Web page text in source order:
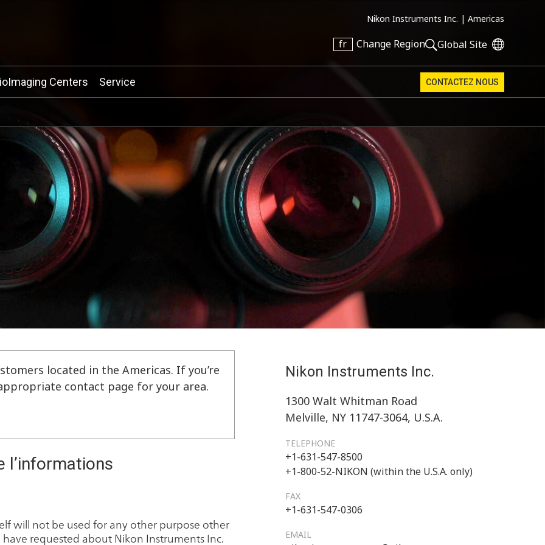
Nikon Instruments Inc. | Americas
fr Change Region Global Site
Centers Service CONTACTEZ NOUS
located in the Americas. If you’re
contact page for your area.
l’informations
Nikon Instruments Inc.
1300 Walt Whitman Road
Melville, NY 11747-3064, U.S.A.
TELEPHONE
+1-631-547-8500
+1-800-52-NIKON (within the U.S.A. only)
FAX
+1-631-547-0306
EMAIL